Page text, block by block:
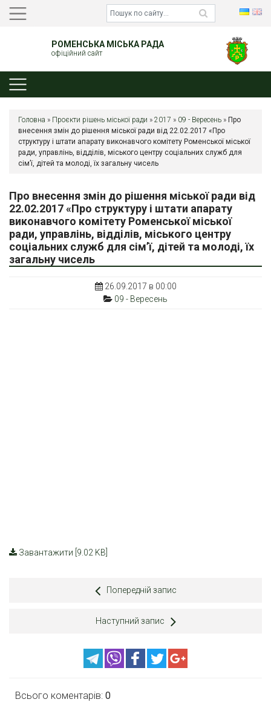
РОМЕНСЬКА МІСЬКА РАДА
офіційний сайт
Головна » Проєкти рішень міської ради » 2017 » 09 - Вересень » Про
внесення змін до рішення міської ради від 22.02.2017 «Про
структуру і штати апарату виконавчого комітету Роменської міської
ради, управлінь, відділів, міського центру соціальних служб для
сім’ї, дітей та молоді, їх загальну чисель
Про внесення змін до рішення міської ради від
22.02.2017 «Про структуру і штати апарату
виконавчого комітету Роменської міської
ради, управлінь, відділів, міського центру
соціальних служб для сім’ї, дітей та молоді, їх
загальну чисель
26.09.2017 в 00:00
09 - Вересень
Завантажити [9.02 KB]
Попередній запис
Наступний запис
Всього коментарів: 0